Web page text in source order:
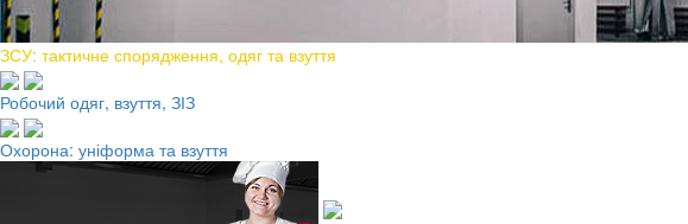
ЗСУ: тактичне спорядження, одяг та взуття
Робочий одяг, взуття, ЗІЗ
Охорона: уніформа та взуття